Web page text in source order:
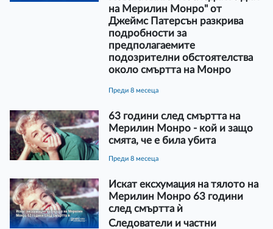
на Мерилин Монро" от
Джеймс Патерсън разкрива
подробности за
предполагаемите
подозрителни обстоятелства
около смъртта на Монро
преди 8 месеца
63 години след смъртта на
Мерилин Монро - кой и защо
смята, че е била убита
преди 8 месеца
Искат ексхумация на тялото на
Мерилин Монро 63 години
след смъртта ѝ
Следователи и частни